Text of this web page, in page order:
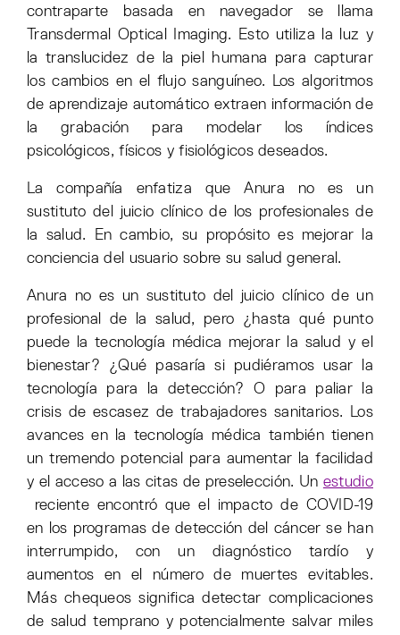
contraparte basada en navegador se llama
Transdermal Optical Imaging. Esto utiliza la luz y
la translucidez de la piel humana para capturar
los cambios en el flujo sanguíneo. Los algoritmos
de aprendizaje automático extraen información de
la grabación para modelar los índices
psicológicos, físicos y fisiológicos deseados.
La compañía enfatiza que Anura no es un
sustituto del juicio clínico de los profesionales de
la salud. En cambio, su propósito es mejorar la
conciencia del usuario sobre su salud general.
Anura no es un sustituto del juicio clínico de un
profesional de la salud, pero ¿hasta qué punto
puede la tecnología médica mejorar la salud y el
bienestar? ¿Qué pasaría si pudiéramos usar la
tecnología para la detección? O para paliar la
crisis de escasez de trabajadores sanitarios. Los
avances en la tecnología médica también tienen
un tremendo potencial para aumentar la facilidad
y el acceso a las citas de preselección. Un estudio
reciente encontró que el impacto de COVID-19
en los programas de detección del cáncer se han
interrumpido, con un diagnóstico tardío y
aumentos en el número de muertes evitables.
Más chequeos significa detectar complicaciones
de salud temprano y potencialmente salvar miles